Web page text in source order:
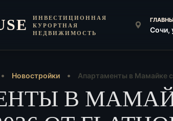
ИНВЕСТИЦИОННАЯ
КУРОРТНАЯ
НЕДВИЖИМОСТЬ
Сочи,
Новостройки Апартаменты в Мамайке
В